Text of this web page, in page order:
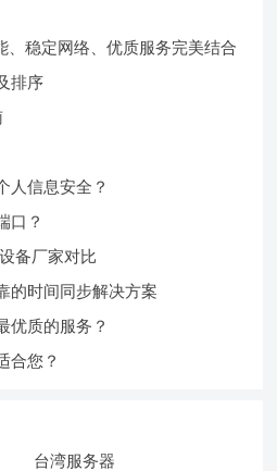
、稳定网络、优质服务完美结合
排序
人信息安全？
口？
备厂家对比
的时间同步解决方案
优质的服务？
合您？
台湾服务器